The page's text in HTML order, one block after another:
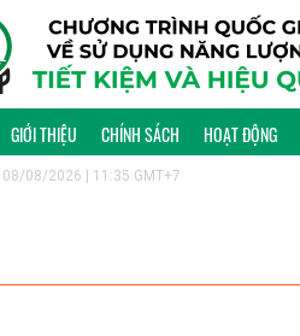
GIỚI THIỆU CHÍNH SÁCH HOẠT ĐỘNG
08/08/2026 | 11:35 GMT+7